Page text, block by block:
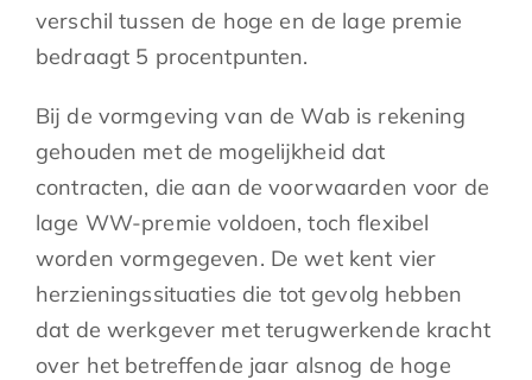
verschil tussen de hoge en de lage premie
bedraagt 5 procentpunten.
Bij de vormgeving van de Wab is rekening
gehouden met de mogelijkheid dat
contracten, die aan de voorwaarden voor de
lage WW-premie voldoen, toch flexibel
worden vormgegeven. De wet kent vier
herzieningssituaties die tot gevolg hebben
dat de werkgever met terugwerkende kracht
over het betreffende jaar alsnog de hoge